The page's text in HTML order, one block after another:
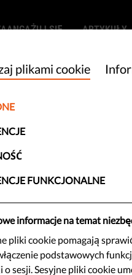
SIĘ ARTYKUŁY
Bodnar
CZŁONEK ZARZĄDU
Bodnar jest
magistra prawa) oraz
konstytucyjnego
plikami cookie
FUNKCJONALNE
informacje na temat
pliki cookie pomagają
podstawowych
o sesji. Sesyjne pliki cookie